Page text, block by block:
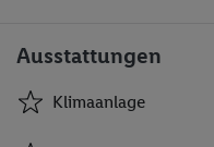
Ausstattungen
Klimaanlage